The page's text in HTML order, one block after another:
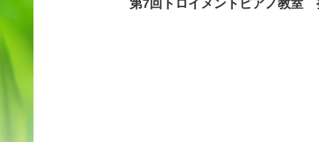
第7回トロイメントピアノ教室